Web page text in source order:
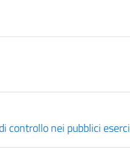
controllo nei pubblici